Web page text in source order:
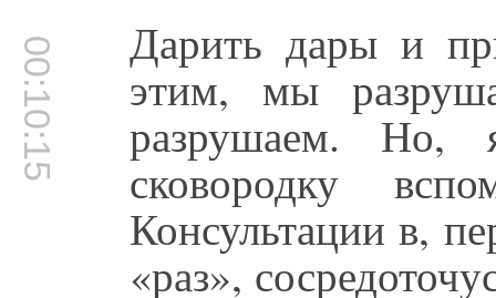
00:10:15 Дарить дары и
этим, мы
разрушаем. Но,
сковородку
Консультации в,
«раз»,